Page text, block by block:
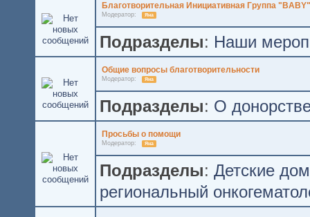
Благотворительная Инициативная Группа "BABY"
Модератор: Яна
Подразделы: Наши
Общие вопросы благотворительности
Модератор: Яна
Подразделы: О
Просьбы о помощи
Модератор: Яна
Подразделы: Детские
региональный